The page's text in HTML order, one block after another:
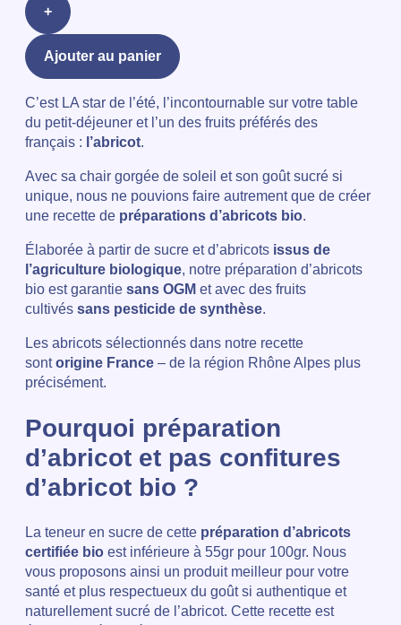
+
Ajouter au panier
C’est LA star de l’été, l’incontournable sur votre table
du petit-déjeuner et l’un des fruits préférés des
français : l’abricot.
Avec sa chair gorgée de soleil et son goût sucré si
unique, nous ne pouvions faire autrement que de créer
une recette de préparations d’abricots bio.
Élaborée à partir de sucre et d’abricots issus de
l’agriculture biologique, notre préparation d’abricots
bio est garantie sans OGM et avec des fruits
cultivés sans pesticide de synthèse.
Les abricots sélectionnés dans notre recette
sontorigine France – de la région Rhône Alpes plus
précisément.
Pourquoi préparation
d’abricot et pas confitures
d’abricot bio ?
La teneur en sucre de cette préparation d’abricots
certifiée bio est inférieure à 55gr pour 100gr. Nous
vous proposons ainsi un produit meilleur pour votre
santé et plus respectueux du goût si authentique et
naturellement sucré de l’abricot. Cette recette est